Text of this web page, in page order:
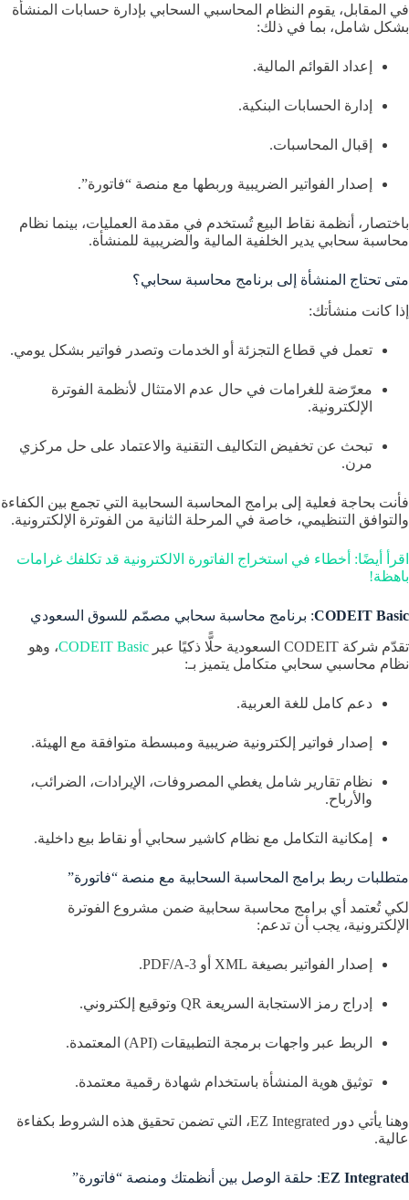
في المقابل، يقوم النظام المحاسبي السحابي بإدارة حسابات المنشأة
بشكل شامل، بما في ذلك:
إعداد القوائم المالية.
إدارة الحسابات البنكية.
إقبال المحاسبات.
إصدار الفواتير الضريبية وربطها مع منصة “فاتورة”.
باختصار، أنظمة نقاط البيع تُستخدم في مقدمة العمليات، بينما نظام
محاسبة سحابي يدير الخلفية المالية والضريبية للمنشأة.
متى تحتاج المنشأة إلى برنامج محاسبة سحابي؟
إذا كانت منشأتك:
تعمل في قطاع التجزئة أو الخدمات وتصدر فواتير بشكل يومي.
معرّضة للغرامات في حال عدم الامتثال لأنظمة الفوترة
الإلكترونية.
تبحث عن تخفيض التكاليف التقنية والاعتماد على حل مركزي
مرن.
فأنت بحاجة فعلية إلى برامج المحاسبة السحابية التي تجمع بين الكفاءة
والتوافق التنظيمي، خاصة في المرحلة الثانية من الفوترة الإلكترونية.
اقرأ أيضًا: أخطاء في استخراج الفاتورة الالكترونية قد تكلفك غرامات
باهظة!
CODEIT Basic: برنامج محاسبة سحابي مصمّم للسوق السعودي
تقدّم شركة CODEIT السعودية حلًّا ذكيًا عبر
CODEIT Basic، وهو
نظام محاسبي سحابي متكامل يتميز بـ:
دعم كامل للغة العربية.
إصدار فواتير إلكترونية ضريبية ومبسطة متوافقة مع الهيئة.
نظام تقارير شامل يغطي المصروفات، الإيرادات، الضرائب،
والأرباح.
إمكانية التكامل مع نظام كاشير سحابي أو نقاط بيع داخلية.
متطلبات ربط برامج المحاسبة السحابية مع منصة “فاتورة”
لكي تُعتمد أي برامج محاسبة سحابية ضمن مشروع الفوترة
الإلكترونية، يجب أن تدعم:
إصدار الفواتير بصيغة XML أو PDF/A-3.
إدراج رمز الاستجابة السريعة QR وتوقيع إلكتروني.
الربط عبر واجهات برمجة التطبيقات (API) المعتمدة.
توثيق هوية المنشأة باستخدام شهادة رقمية معتمدة.
وهنا يأتي دور EZ Integrated، التي تضمن تحقيق هذه الشروط بكفاءة
عالية.
EZ Integrated: حلقة الوصل بين أنظمتك ومنصة “فاتورة”